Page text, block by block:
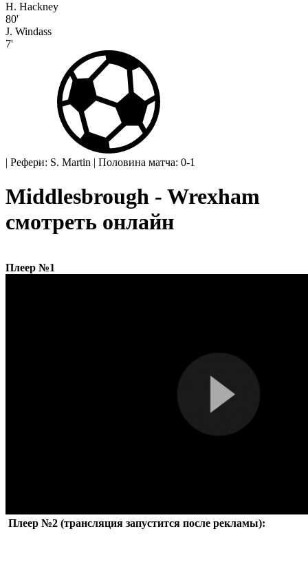
H. Hackney
80'
J. Windass
7'
| Рефери: S. Martin | Половина матча: 0-1
Middlesbrough - Wrexham
смотреть онлайн
Плеер №1
Плеер №2 (трансляция запустится после рекламы):